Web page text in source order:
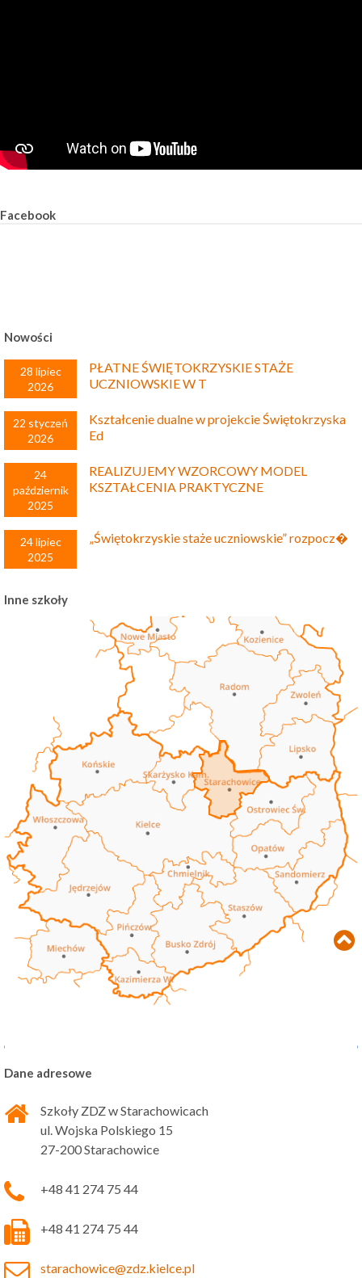
Facebook
Nowości
28 lipiec
2026
PŁATNE ŚWIĘTOKRZYSKIE STAŻE
UCZNIOWSKIE W T
22 styczeń
2026
Kształcenie dualne w projekcie Świętokrzyska
Ed
24
październik
2025
REALIZUJEMY WZORCOWY MODEL
KSZTAŁCENIA PRAKTYCZNE
24 lipiec
2025
„Świętokrzyskie staże uczniowskie” rozpocz�
Inne szkoły
Dane adresowe
Szkoły ZDZ w Starachowicach
ul. Wojska Polskiego 15
27-200 Starachowice
+48 41 274 75 44
+48 41 274 75 44
starachowice@zdz.kielce.pl